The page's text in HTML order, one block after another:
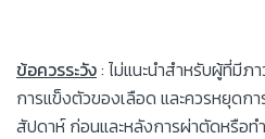
ข้อควรระวัง: ไม่แนะนำสำหรับผู้ที่มีภ
การแข็งตัวของเลือด และควรหยุดก
สัปดาห์ ก่อนและหลังการผ่าตัดหรือท